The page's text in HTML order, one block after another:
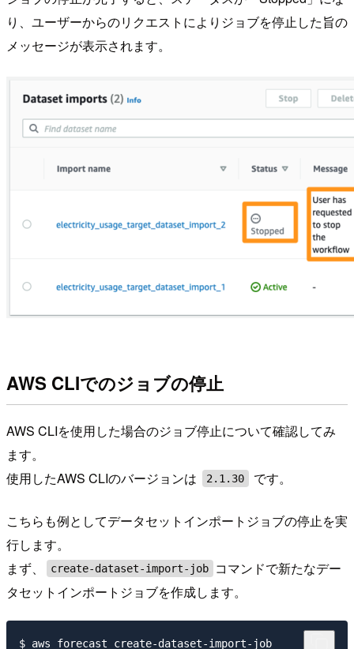
り、ユーザーからのリクエストによりジョブを停止した旨の
メッセージが表示されます。
AWS CLIでのジョブの停止
AWS CLIを使用した場合のジョブ停止について確認してみ
ます。
使用したAWS CLIのバージョンは
2.1.30 です。
こちらも例としてデータセットインポートジョブの停止を実
行します。
まず、
create-dataset-import-job
コマンドで新たなデー
タセットインポートジョブを作成します。
$ aws forecast create-dataset-import-job